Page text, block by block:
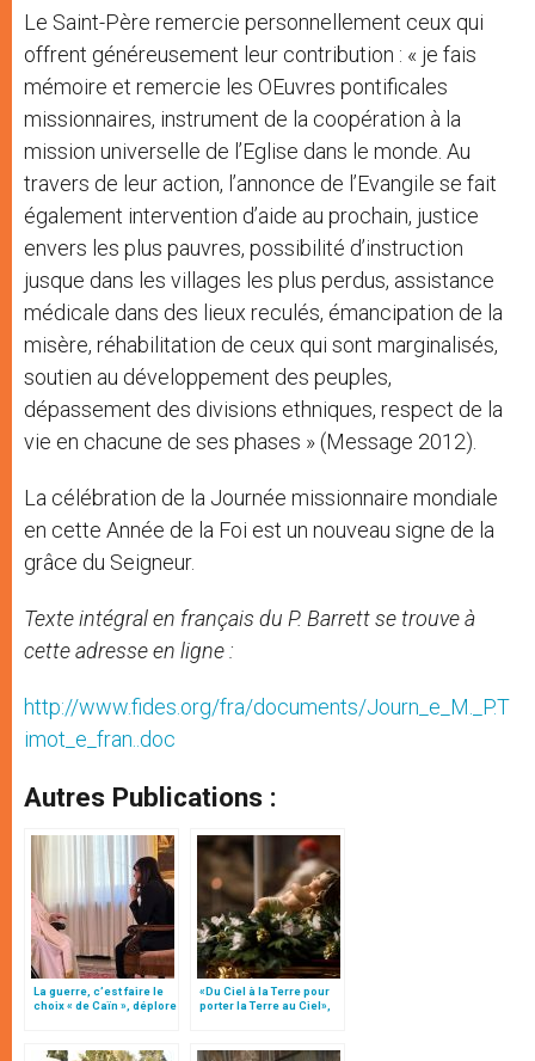
Le Saint-Père remercie personnellement ceux qui
offrent généreusement leur contribution : « je fais
mémoire et remercie les OEuvres pontificales
missionnaires, instrument de la coopération à la
mission universelle de l’Eglise dans le monde. Au
travers de leur action, l’annonce de l’Evangile se fait
également intervention d’aide au prochain, justice
envers les plus pauvres, possibilité d’instruction
jusque dans les villages les plus perdus, assistance
médicale dans des lieux reculés, émancipation de la
misère, réhabilitation de ceux qui sont marginalisés,
soutien au développement des peuples,
dépassement des divisions ethniques, respect de la
vie en chacune de ses phases » (Message 2012).
La célébration de la Journée missionnaire mondiale
en cette Année de la Foi est un nouveau signe de la
grâce du Seigneur.
Texte intégral en français du P. Barrett se trouve à
cette adresse en ligne :
http://www.fides.org/fra/documents/Journ_e_M._P.T
imot_e_fran..doc
Autres Publications :
La guerre, c’est faire le
choix « de Caïn », déplore
«Du Ciel à la Terre pour
porter la Terre au Ciel»,